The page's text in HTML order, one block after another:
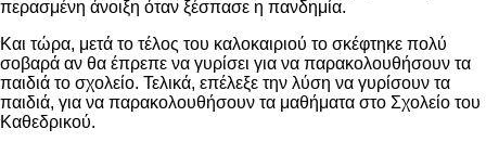
περασμένη άνοιξη όταν ξέσπασε η πανδημία.
Και τώρα, μετά το τέλος του καλοκαιριού το σκέφτηκε πολύ
σοβαρά αν θα έπρεπε να γυρίσει για να παρακολουθήσουν τα
παιδιά το σχολείο. Τελικά, επέλεξε την λύση να γυρίσουν τα
παιδιά, για να παρακολουθήσουν τα μαθήματα στο Σχολείο του
Καθεδρικού.